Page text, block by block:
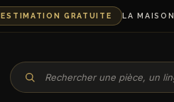
ESTIMATION GRATUITE LA MAISON